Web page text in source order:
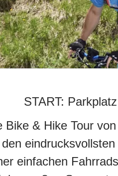
START:
Bike & Hike Tour
einfachen